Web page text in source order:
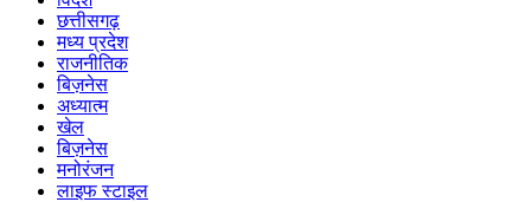
छत्तीसगढ़
मध्य प्रदेश
राजनीतिक
बिज़नेस
अध्यात्म
खेल
बिज़नेस
मनोरंजन
लाइफ स्टाइल